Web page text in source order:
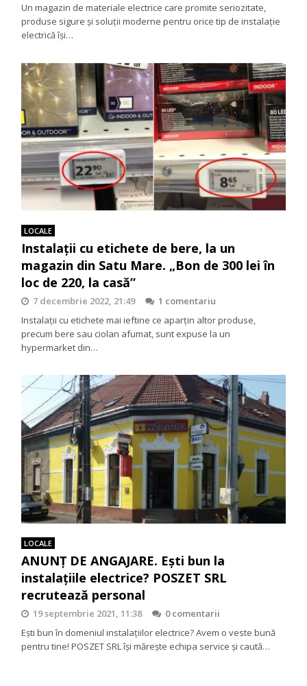
Un magazin de materiale electrice care promite seriozitate,
produse sigure și soluții moderne pentru orice tip de instalație
electrică își…
LOCALE
Instalații cu etichete de bere, la un
magazin din Satu Mare. „Bon de 300 lei în
loc de 220, la casă”
7 decembrie 2022, 21:49
1 comentariu
Instalații cu etichete mai ieftine ce aparțin altor produse,
precum bere sau ciolan afumat, sunt expuse la un
hypermarket din…
LOCALE
ANUNȚ DE ANGAJARE. Ești bun la
instalațiile electrice? POSZET SRL
recrutează personal
19 septembrie 2021, 11:38
0 comentarii
Ești bun în domeniul instalațiilor electrice? Avem o veste bună
pentru tine! POSZET SRL își mărește echipa service și caută…